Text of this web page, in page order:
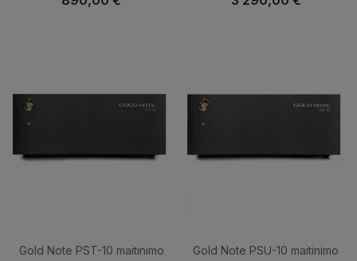
Gold Note PST-10 maitinimo
Gold Note PSU-10 maitinimo